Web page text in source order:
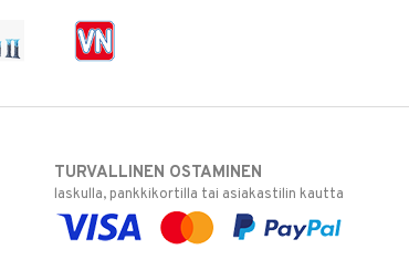
TURVALLINEN OSTAMINEN
laskulla, pankkikortilla tai asiakastilin kautta